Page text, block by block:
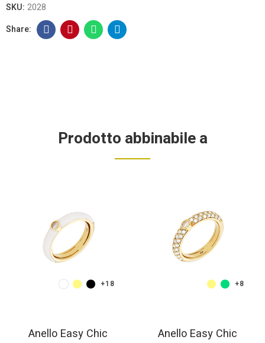
SKU: 2028
Prodotto abbinabile a
Anello Easy Chic
+18
Anello Easy Chic
+8